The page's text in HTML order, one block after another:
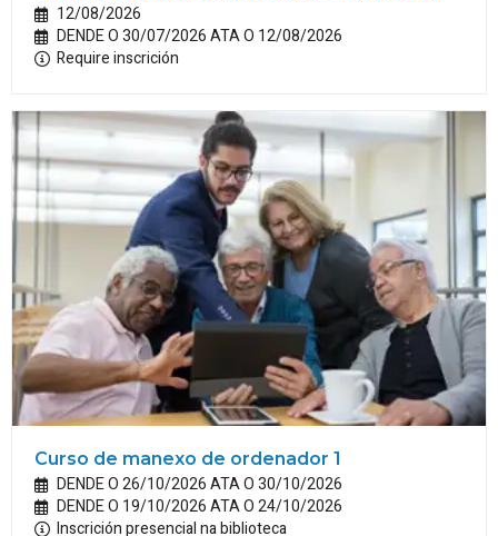
12/08/2026
DENDE O 30/07/2026 ATA O 12/08/2026
Require inscrición
Curso de manexo de ordenador 1
DENDE O 26/10/2026 ATA O 30/10/2026
DENDE O 19/10/2026 ATA O 24/10/2026
Inscrición presencial na biblioteca